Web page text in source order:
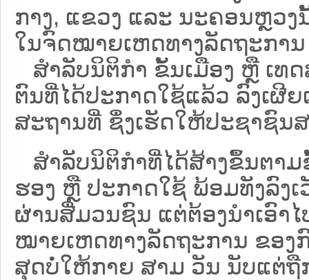
ກາງ, ແຂວງ ແລະ ນະຄອນຫຼວ
ໃນຈົດໝາຍເຫດທາງລັດຖະການ
ສຳລັບນິ​ຕິ​ກຳ ຂັ້ນເມືອງ ຫຼື ເທ
ຕົນທີ່ໄດ້ປະກາດໃຊ້ແລ້ວ ລົງ​ເຜີ
ສະຖານທີ່ ຊຶ່ງເຮັດໃຫ້ປະຊາຊົນສ
ສໍາລັບນິຕິກໍາທີ່ໄດ້ສ້າງຂຶ້ນຕາ
ຮອງ ຫຼື ປະກາດໃຊ້ ພ້ອມທັງລົງ
ຜ່ານສື່ມວນຊົນ ແຕ່ຕ້ອງນໍາເອົາ
ໝາຍ​ເຫດ​ທາງ​ລັດ​ຖະ​ການ​ ຂອ
ສຸດບໍ່ໃຫ້ກາຍ ສາມ ວັນ ນັບແຕ່ຖື